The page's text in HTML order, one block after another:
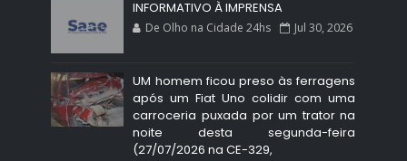
INFORMATIVO À IMPRENSA
De Olho na Cidade 24hs Jul 30, 2026
UM homem ficou preso às ferragens
após um Fiat Uno colidir com uma
carroceria puxada por um trator na
noite desta segunda-feira
(27/07/2026 na CE-329,